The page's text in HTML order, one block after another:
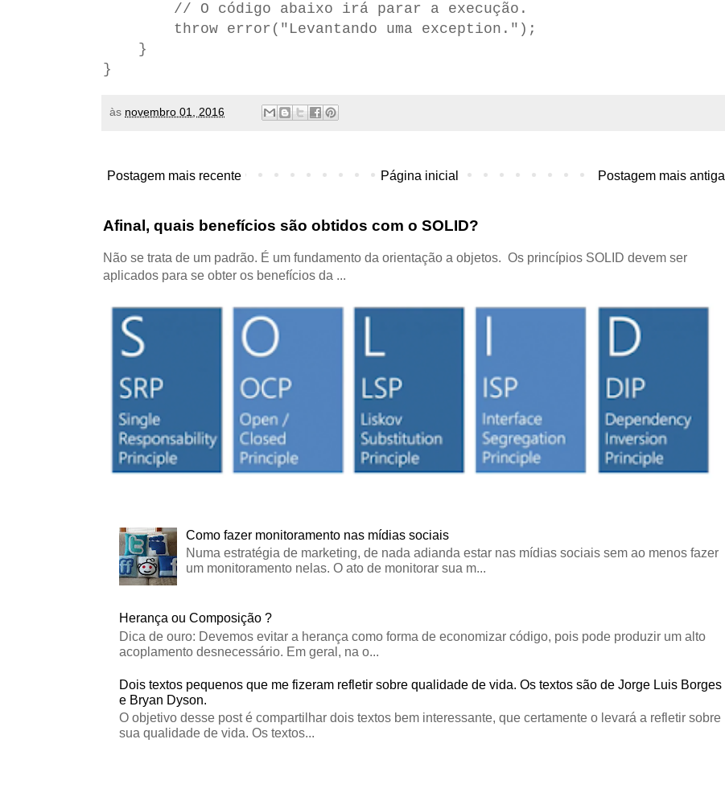
// O código abaixo irá parar a execução.
throw error("Levantando uma exception.");
}
}
às novembro 01, 2016
Postagem mais recente Postagem mais antiga
Página inicial
Afinal, quais benefícios são obtidos com o SOLID?
Não se trata de um padrão. É um fundamento da orientação a objetos. Os princípios SOLID devem ser
aplicados para se obter os benefícios da ...
Como fazer monitoramento nas mídias sociais
Numa estratégia de marketing, de nada adianda estar nas mídias sociais sem ao menos fazer
um monitoramento nelas. O ato de monitorar sua m...
Herança ou Composição ?
Dica de ouro: Devemos evitar a herança como forma de economizar código, pois pode produzir um alto
acoplamento desnecessário. Em geral, na o...
Dois textos pequenos que me fizeram refletir sobre qualidade de vida. Os textos são de Jorge Luis Borges
e Bryan Dyson.
O objetivo desse post é compartilhar dois textos bem interessante, que certamente o levará a refletir sobre
sua qualidade de vida. Os textos...